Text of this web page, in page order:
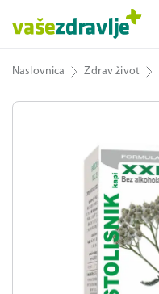
Naslovnica Zdrav život